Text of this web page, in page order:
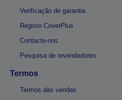
Verificação de garantia
Registo CoverPlus
Contacte-nos
Pesquisa de revendedores
Termos
Termos das vendas